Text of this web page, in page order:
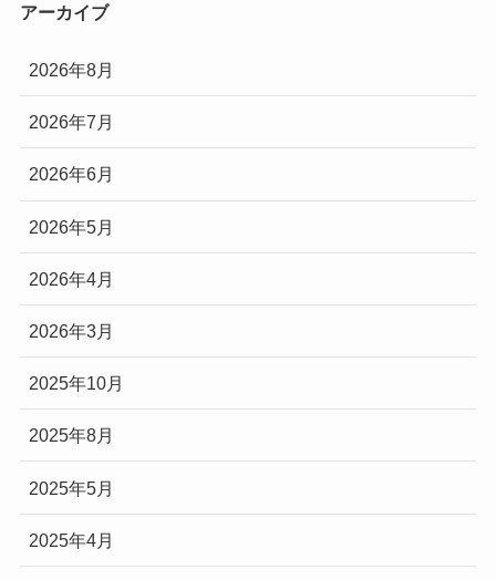
アーカイブ
2026年8月
2026年7月
2026年6月
2026年5月
2026年4月
2026年3月
2025年10月
2025年8月
2025年5月
2025年4月